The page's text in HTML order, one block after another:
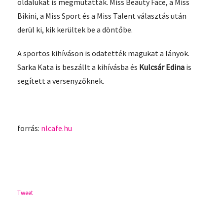
Bikini, a Miss Sport és a Miss Talent választás után
derül ki, kik kerültek be a döntőbe.
A sportos kihíváson is odatették magukat a lányok.
Sarka Kata is beszállt a kihívásba és Kulcsár Edina is
segített a versenyzőknek.
forrás: nlcafe.hu
Tweet